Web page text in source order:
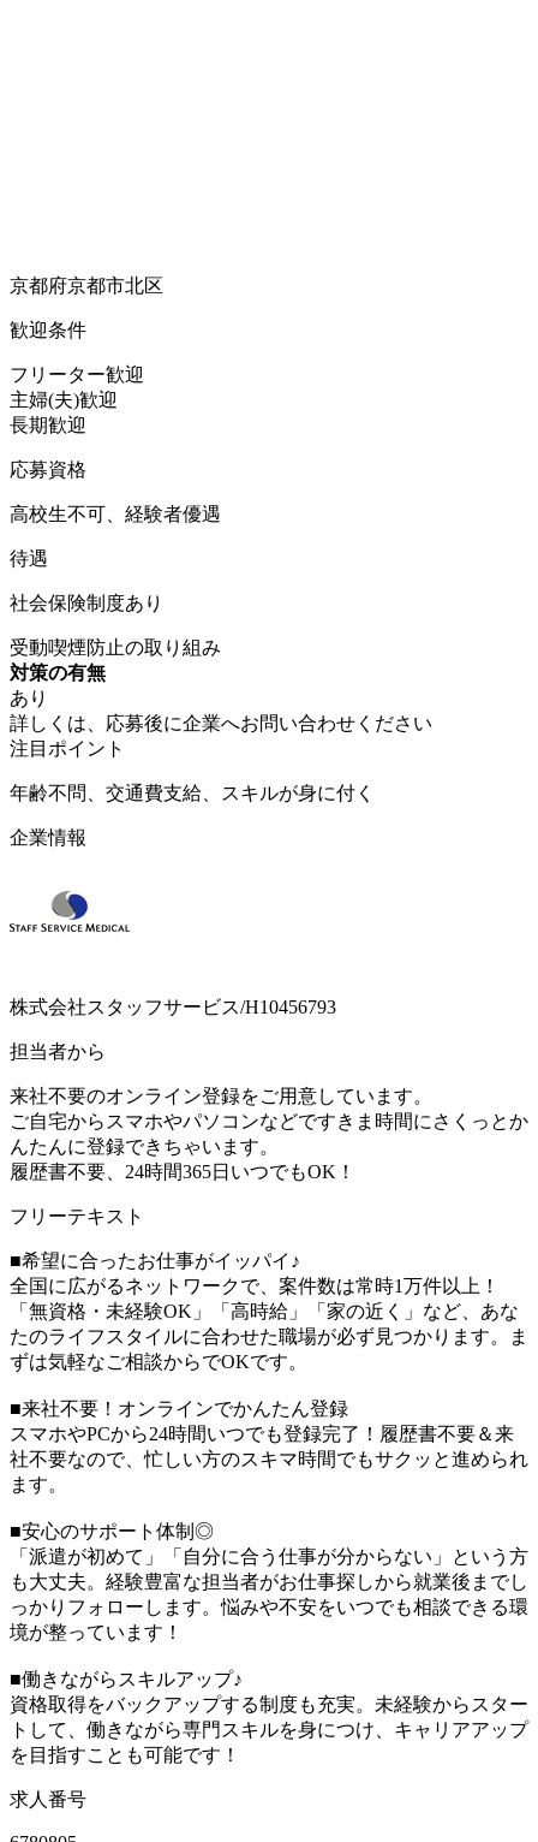
京都府京都市北区
歓迎条件
フリーター歓迎
主婦(夫)歓迎
長期歓迎
応募資格
高校生不可、経験者優遇
待遇
社会保険制度あり
受動喫煙防止の取り組み
対策の有無
あり
詳しくは、応募後に企業へお問い合わせください
注目ポイント
年齢不問、交通費支給、スキルが身に付く
企業情報
株式会社スタッフサービス/H10456793
担当者から
来社不要のオンライン登録をご用意しています。
ご自宅からスマホやパソコンなどですきま時間にさくっとか
んたんに登録できちゃいます。
履歴書不要、24時間365日いつでもOK！
フリーテキスト
■希望に合ったお仕事がイッパイ♪
全国に広がるネットワークで、案件数は常時1万件以上！
「無資格・未経験OK」「高時給」「家の近く」など、あな
たのライフスタイルに合わせた職場が必ず見つかります。ま
ずは気軽なご相談からでOKです。
■来社不要！オンラインでかんたん登録
スマホやPCから24時間いつでも登録完了！履歴書不要＆来
社不要なので、忙しい方のスキマ時間でもサクッと進められ
ます。
■安心のサポート体制◎
「派遣が初めて」「自分に合う仕事が分からない」という方
も大丈夫。経験豊富な担当者がお仕事探しから就業後までし
っかりフォローします。悩みや不安をいつでも相談できる環
境が整っています！
■働きながらスキルアップ♪
資格取得をバックアップする制度も充実。未経験からスター
トして、働きながら専門スキルを身につけ、キャリアアップ
を目指すことも可能です！
求人番号